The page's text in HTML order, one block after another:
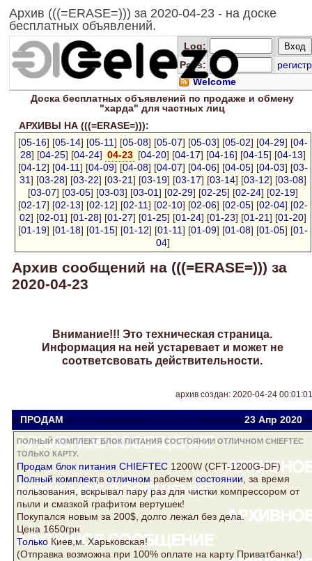
Архив (((=ERASE=))) за 2020-04-23 - на доске
бесплатных объявлений.
Log:
Pass:
регистр
Welcome
Доска бесплатныхобъявлений по продаже и обмену
"харда" для частных лиц
АРХИВЫ НА (((=ERASE=))):
[05-16] [05-14] [05-11] [05-08] [05-07] [05-03] [05-02] [04-29] [04-
28] [04-25] [04-24] 04-23 [04-20] [04-17] [04-16] [04-15] [04-13]
[04-12] [04-11] [04-09] [04-08] [04-07] [04-06] [04-05] [04-03] [03-
31] [03-28] [03-22] [03-21] [03-19] [03-17] [03-14] [03-12] [03-08]
[03-07] [03-05] [03-03] [03-01] [02-29] [02-25] [02-24] [02-19]
[02-17] [02-13] [02-12] [02-11] [02-10] [02-06] [02-05] [02-04] [02-
02] [02-01] [01-28] [01-27] [01-25] [01-24] [01-23] [01-21] [01-20]
[01-19] [01-18] [01-15] [01-12] [01-11] [01-09] [01-08] [01-05] [01-
04]
Архив сообщений на (((=ERASE=))) за
2020-04-23
Внимание!!! Это техническая страница.
Информация на ней устаревает и может не
соответсвовать действительности.
архив создан: 2020-04-24 00:01:01
ПРОДАМ Drake drake@i.ua 23 Апр2020
ПОЛНЫЙ КОМПЛЕКТ БЛОК ПИТАНИЯ СОСТОЯНИИ ОТЛИЧНОМ CHIEFTEC
ТОЛЬКО КАРТУ.
Продам блок питания CHIEFTEC 1200W (CFT-1200G-DF)
Полный комплект,в отличном рабочем состоянии , за время
пользования, вскрывал пару раз для чистки компрессором от
пыли и смазкой графитом вертушек!
Покупался новым за 200$, долго лежал без дела.
Цена 1650грн
Только Киев,м. Харьковская!
(Отправка возможна при 100% оплате на карту Приватбанка!)